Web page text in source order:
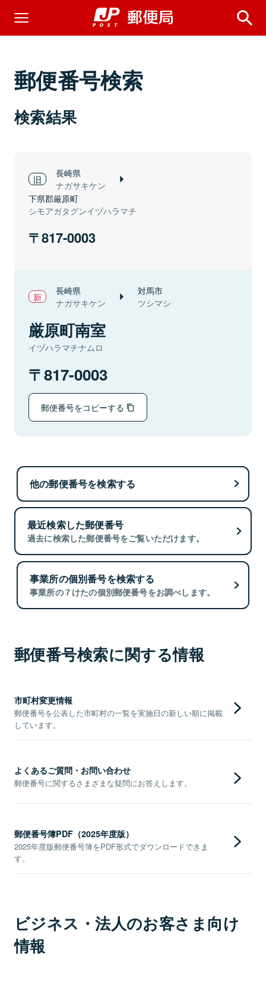
郵便番号検索
検索結果
長崎県
ナガサキケン
下県郡厳原町
シモアガタグンイヅハラマチ
817-0003
長崎県
ナガサキケン
対馬市
ツシマシ
厳原町南室
イヅハラマチナムロ
817-0003
郵便番号をコピーする
他の郵便番号を検索する
最近検索した郵便番号
過去に検索した郵便番号をご覧いただけます。
事業所の個別番号を検索する
事業所の７けたの個別郵便番号をお調べします。
郵便番号検索に関する情報
市町村変更情報
郵便番号を公表した市町村の一覧を実施日の新しい順に掲載
しています。
よくあるご質問・お問い合わせ
郵便番号に関するさまざまな疑問にお答えします。
郵便番号簿PDF（2025年度版）
2025年度版郵便番号簿をPDF形式でダウンロードできま
す。
ビジネス・法人のお客さま向け
情報